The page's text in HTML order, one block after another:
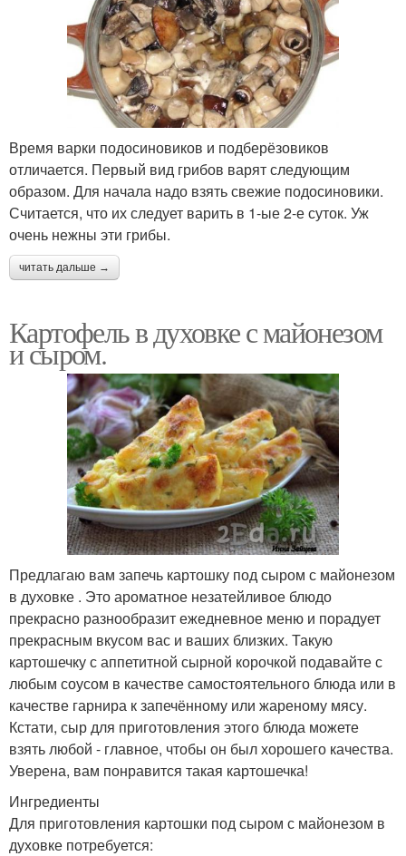
Время варки подосиновиков и подберёзовиков
отличается. Первый вид грибов варят следующим
образом. Для начала надо взять свежие подосиновики.
Считается, что их следует варить в 1-ые 2-е суток. Уж
очень нежны эти грибы.
читать дальше →
Картофель в духовке с майонезом
и сыром.
Предлагаю вам запечь картошку под сыром с майонезом
в духовке . Это ароматное незатейливое блюдо
прекрасно разнообразит ежедневное меню и порадует
прекрасным вкусом вас и ваших близких. Такую
картошечку с аппетитной сырной корочкой подавайте с
любым соусом в качестве самостоятельного блюда или в
качестве гарнира к запечённому или жареному мясу.
Кстати, сыр для приготовления этого блюда можете
взять любой - главное, чтобы он был хорошего качества.
Уверена, вам понравится такая картошечка!
Ингредиенты
Для приготовления картошки под сыром с майонезом в
духовке потребуется: